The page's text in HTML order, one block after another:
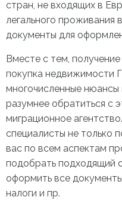
стран, не входящих в
легального
документы для
Вместе с тем,
покупка недвижимости
многочисленные нюансы
разумнее обратиться с
миграционное
специалисты не только
вас по всем аспектам
подобрать подходящий
оформить все
налоги и пр.